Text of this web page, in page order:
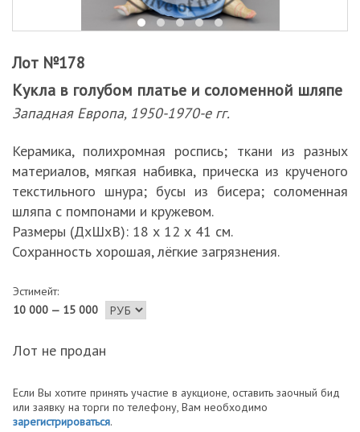
Лот №178
Кукла в голубом платье и соломенной шляпе
Западная Европа, 1950-1970-е гг.
Керамика, полихромная роспись; ткани из разных
материалов, мягкая набивка, прическа из крученого
текстильного шнура; бусы из бисера; соломенная
шляпа с помпонами и кружевом.
Размеры (ДхШхВ): 18 х 12 х 41 см.
Сохранность хорошая, лёгкие загрязнения.
Эстимейт:
10 000 — 15 000
Лот не продан
Если Вы хотите принять участие в аукционе, оставить заочный бид
или заявку на торги по телефону, Вам необходимо
зарегистрироваться.